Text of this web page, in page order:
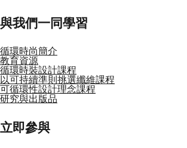
與我們一同學習
循環時尚簡介
教育資源
循環時裝設計課程
以可持續準則挑選纖維課程
可循環性設計理念課程
研究與出版品
立即參與